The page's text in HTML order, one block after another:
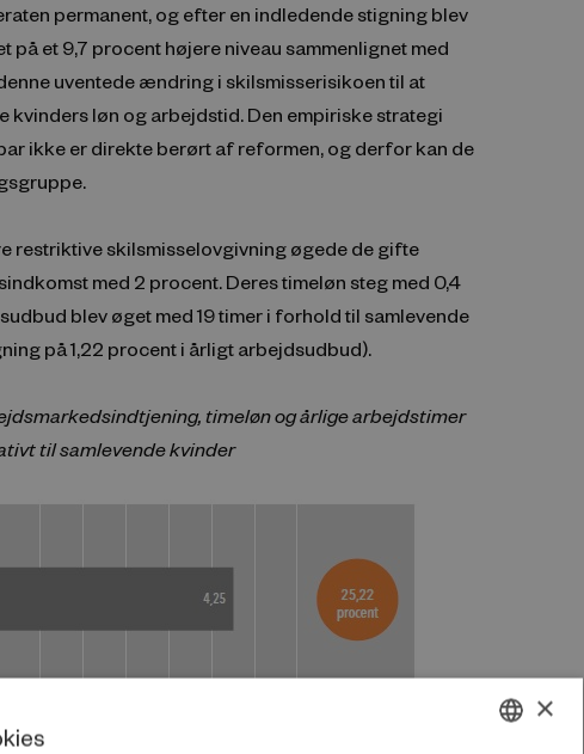
permanent, og efter en indledende stigning blev
på et 9,7 procent højere niveau sammenlignet med
uventede ændring i skilsmisserisikoen til at
løn og arbejdstid. Den empiriske strategi
ikke er direkte berørt af reformen, og derfor kan de
restriktive skilsmisselovgivning øgede de gifte
med 2 procent. Deres timeløn steg med 0,4
blev øget med 19 timer i forhold til samlevende
på 1,22 procent i årligt arbejdsudbud).
timeløn og årlige arbejdstimer
til samlevende kvinder
×